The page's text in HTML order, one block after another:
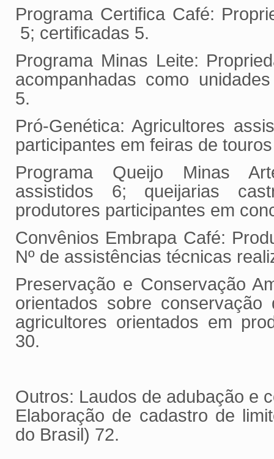
Programa Certifica Café:
5; certificadas 5.
Programa Minas Leite:
acompanhadas como
5.
Pró-Genética: Agricultores
participantes em feiras de
Programa Queijo Minas
assistidos 6; queijarias
produtores participantes em
Convênios Embrapa Café:
Nº de assistências técnicas
Preservação e Conservação
orientados sobre
agricultores orientados em
30.
Outros: Laudos de adubação e
Elaboração de cadastro de
do Brasil) 72.